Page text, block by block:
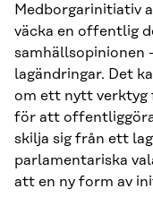
Medborgarinitiativ
väcka en offentlig
samhällsopinionen
lagändringar. Det
om ett nytt verktyg
för att offentliggöra
skilja sig från ett
parlamentariska
att en ny form av